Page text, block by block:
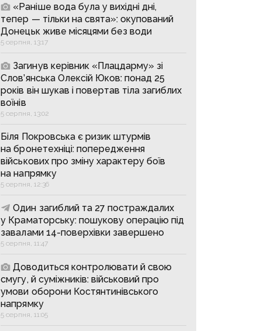
«Раніше вода була у вихідні дні,
тепер — тільки на свята»: окупований
Донецьк живе місяцями без води
5 серпня, 13:17
Загинув керівник «Плацдарму» зі
Слов’янська Олексій Юков: понад 25
років він шукав і повертав тіла загиблих
воїнів
5 серпня, 13:02
Біля Покровська є ризик штурмів
на бронетехніці: попередження
військових про зміну характеру боїв
на напрямку
5 серпня, 12:36
Один загиблий та 27 постраждалих
у Краматорську: пошукову операцію під
завалами 14-поверхівки завершено
5 серпня, 11:47
Доводиться контролювати й свою
смугу, й суміжників: військовий про
умови оборони Костянтинівського
напрямку
5 серпня, 11:05